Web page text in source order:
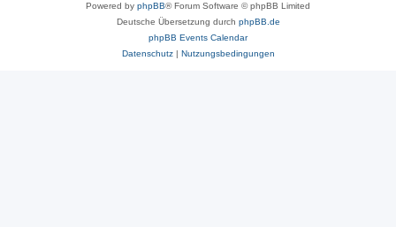
Powered by phpBB® Forum Software © phpBB Limited
Deutsche Übersetzung durch phpBB.de
phpBB Events Calendar
Datenschutz| Nutzungsbedingungen